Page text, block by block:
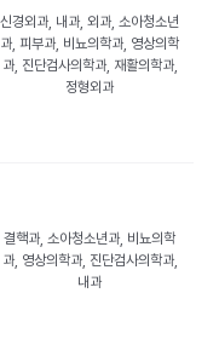
신경외과, 내과, 외과, 소아청소년
과, 피부과, 비뇨의학과, 영상의학
과, 진단검사의학과, 재활의학과,
정형외과
결핵과, 소아청소년과, 비뇨의학
과, 영상의학과, 진단검사의학과,
내과